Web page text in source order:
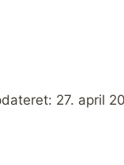
27. april